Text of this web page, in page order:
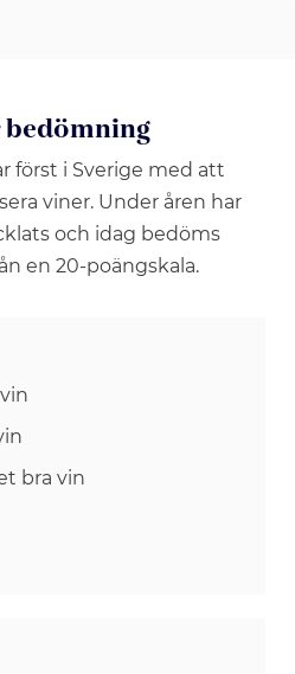
bedömning
först i Sverige med att
viner. Under åren har
och idag bedöms
en 20-poängskala.
bra vin